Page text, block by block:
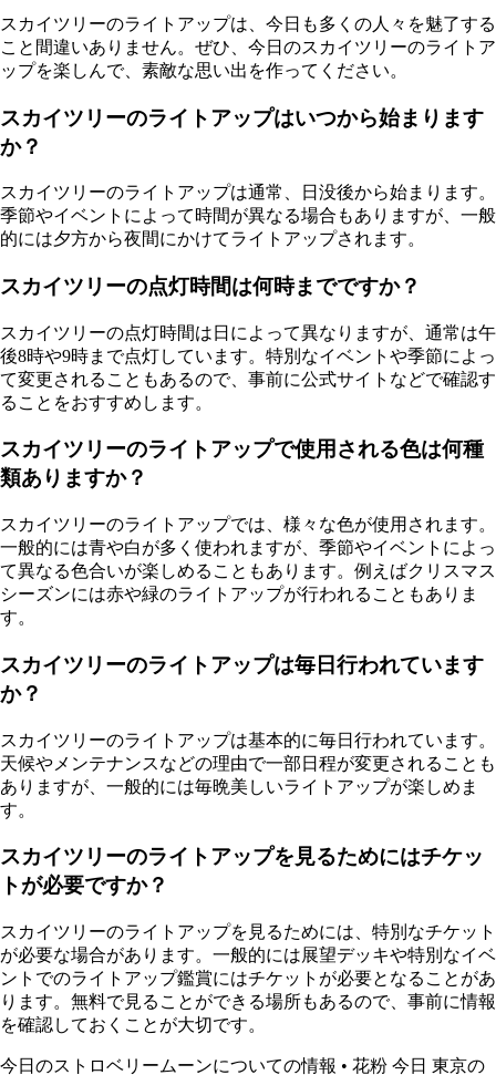
スカイツリーのライトアップは、今日も多くの人々を魅了する
こと間違いありません。ぜひ、今日のスカイツリーのライトア
ップを楽しんで、素敵な思い出を作ってください。
スカイツリーのライトアップはいつから始まります
か？
スカイツリーのライトアップは通常、日没後から始まります。
季節やイベントによって時間が異なる場合もありますが、一般
的には夕方から夜間にかけてライトアップされます。
スカイツリーの点灯時間は何時までですか？
スカイツリーの点灯時間は日によって異なりますが、通常は午
後8時や9時まで点灯しています。特別なイベントや季節によっ
て変更されることもあるので、事前に公式サイトなどで確認す
ることをおすすめします。
スカイツリーのライトアップで使用される色は何種
類ありますか？
スカイツリーのライトアップでは、様々な色が使用されます。
一般的には青や白が多く使われますが、季節やイベントによっ
て異なる色合いが楽しめることもあります。例えばクリスマス
シーズンには赤や緑のライトアップが行われることもありま
す。
スカイツリーのライトアップは毎日行われています
か？
スカイツリーのライトアップは基本的に毎日行われています。
天候やメンテナンスなどの理由で一部日程が変更されることも
ありますが、一般的には毎晩美しいライトアップが楽しめま
す。
スカイツリーのライトアップを見るためにはチケッ
トが必要ですか？
スカイツリーのライトアップを見るためには、特別なチケット
が必要な場合があります。一般的には展望デッキや特別なイベ
ントでのライトアップ鑑賞にはチケットが必要となることがあ
ります。無料で見ることができる場所もあるので、事前に情報
を確認しておくことが大切です。
今日のストロベリームーンについての情報 • 花粉 今日 東京の